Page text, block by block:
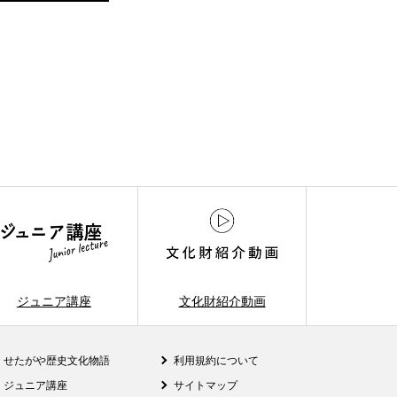
ジュニア講座 文化財紹介動画
せたがや歴史文化物語
ジュニア講座
利用規約について
サイトマップ